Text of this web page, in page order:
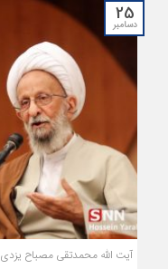
25
دسامبر
آیت الله محمدتقی مصباح یزدی